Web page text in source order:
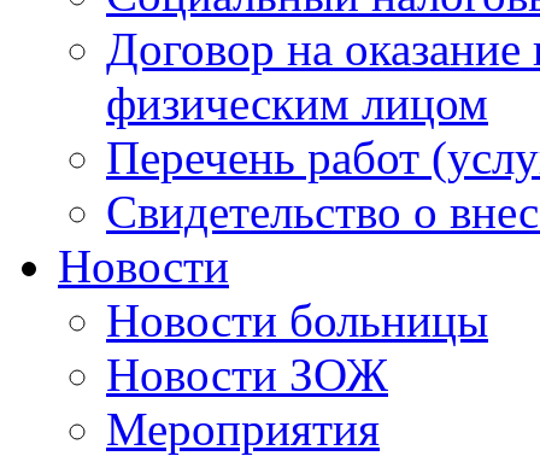
Договор на
физическим лицом
Перечень работ
Свидетельство о
Новости
Новости больницы
Новости ЗОЖ
Мероприятия